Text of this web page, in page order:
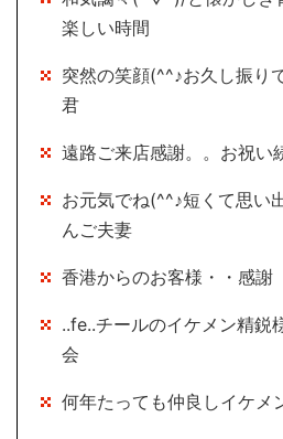
楽しい時間
突然の笑顔(^^♪お久し振り
君
遠路ご来店感謝。。お祝い
お元気でね(^^♪短くて思い
んご夫妻
香港からのお客様・・感謝
..fe..チールのイケメン精
会
何年たっても仲良しイケメ